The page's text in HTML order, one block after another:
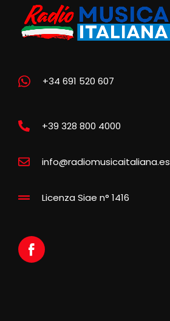
+34 691 520 607
+39 328 800 4000
info@radiomusicaitaliana.es
Licenza Siae n° 1416